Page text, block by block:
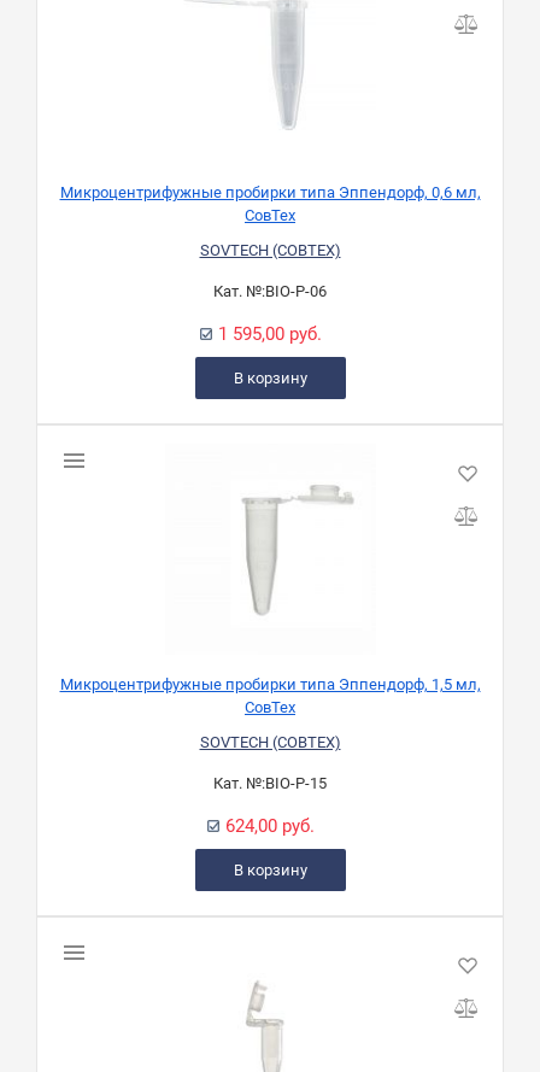
Микроцентрифужные пробирки типа Эппендорф, 0,6 мл,
СовТех
SOVTECH (СОВТЕХ)
Кат. №:BIO-P-06
1 595,00 руб.
В корзину
Микроцентрифужные пробирки типа Эппендорф, 1,5 мл,
СовТех
SOVTECH (СОВТЕХ)
Кат. №:BIO-P-15
624,00 руб.
В корзину